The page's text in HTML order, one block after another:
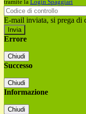
tramite la Login Spaggiari
E-mail inviata, si prega di
Errore
Chiudi
Successo
Chiudi
Informazione
Chiudi